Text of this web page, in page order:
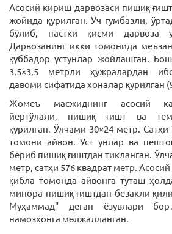
Асосий кириш дарвозаси пишиқ
жойида қурилган. Уч гумбазли,
бўлиб, пастки қисми дарвоза
Дарвозанинг икки томонида
қуббадор устунлар жойлашган.
3,5×3,5 метрли ҳужралардан
давоми сифатида хоналар қурилган
Жомеъ масжиднинг асосий
йертўлали, пишиқ ғишт ва
қурилган. Ўлчами 30×24 метр.
томони айвон. Уст унлар ва
бериб пишиқ ғиштдан тикланган.
метр, сатҳи 576 квадрат метр.
қибла томонда айвонга туташ
минора пишиқ ғиштдан безакли
Муҳаммад" деган ёзувлари
намозхонга мөлжалланган.